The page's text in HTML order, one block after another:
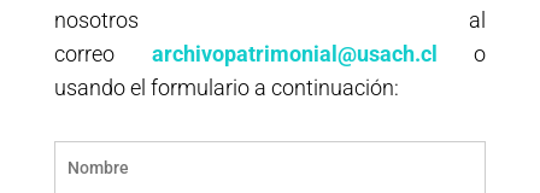
nosotros al
correo archivopatrimonial@usach.cl
o
usando el formulario a continuación: